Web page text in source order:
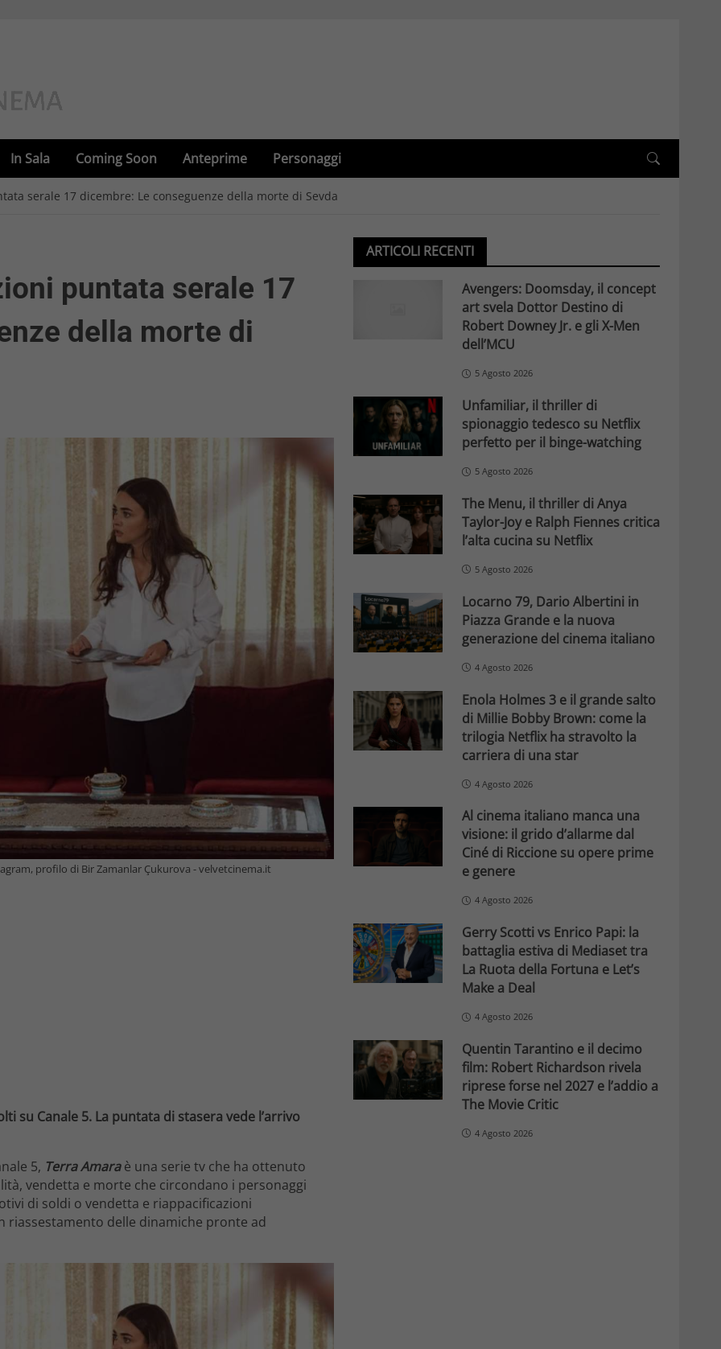
In Sala Coming Soon Anteprime Personaggi
serale 17 dicembre: Le conseguenze della morte di Sevda
puntata serale 17
della morte di
profilo di Bir Zamanlar Çukurova - velvetcinema.it
su Canale 5. La puntata di stasera vede l’arrivo
5, Terra Amaraè una serie tv che ha ottenuto
vendetta e morte che circondano i personaggi
di soldi o vendetta e riappacificazioni
delle dinamiche pronte ad
ARTICOLI RECENTI
Avengers: Doomsday, il concept
art svela Dottor Destino di
Robert Downey Jr. e gli X-Men
dell’MCU
5 Agosto 2026
Unfamiliar, il thriller di
spionaggio tedesco su Netflix
perfetto per il binge-watching
5 Agosto 2026
The Menu, il thriller di Anya
Taylor-Joy e Ralph Fiennes critica
l’alta cucina su Netflix
5 Agosto 2026
Locarno 79, Dario Albertini in
Piazza Grande e la nuova
generazione del cinema italiano
4 Agosto 2026
Enola Holmes 3 e il grande salto
di Millie Bobby Brown: come la
trilogia Netflix ha stravolto la
carriera di una star
4 Agosto 2026
Al cinema italiano manca una
visione: il grido d’allarme dal
Ciné di Riccione su opere prime
e genere
4 Agosto 2026
Gerry Scotti vs Enrico Papi: la
battaglia estiva di Mediaset tra
La Ruota della Fortuna e Let’s
Make a Deal
4 Agosto 2026
Quentin Tarantino e il decimo
film: Robert Richardson rivela
riprese forse nel 2027 e l’addio a
The Movie Critic
4 Agosto 2026